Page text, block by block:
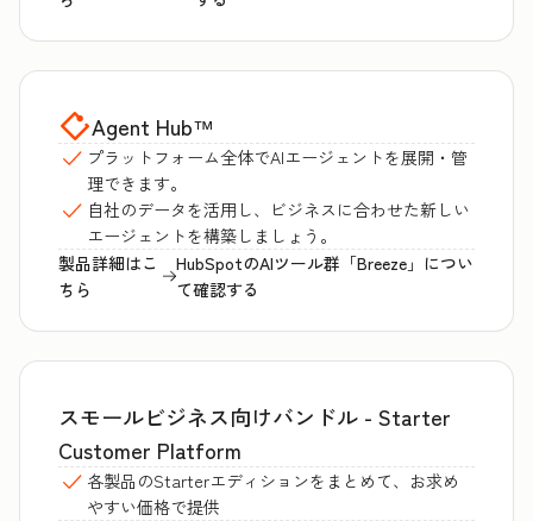
Agent Hub™
プラットフォーム全体でAIエージェントを展開・管
理できます。
自社のデータを活用し、ビジネスに合わせた新しい
エージェントを構築しましょう。
製品詳細はこ
ちら
HubSpotのAIツール群「Breeze」につい
て確認する
スモールビジネス向けバンドル - Starter
Customer Platform
各製品のStarterエディションをまとめて、お求め
やすい価格で提供